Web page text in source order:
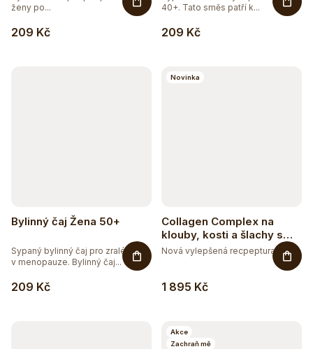
209 Kč
ženy po...
209 Kč
40+. Tato směs patří k...
Bylinný čaj Žena 50+
209 Kč
Sypaný bylinný čaj pro zralé ženy
v menopauze. Bylinný čaj...
Novinka
Collagen Complex na
klouby, kosti a šlachy s
příchutí mango-maracuja
1 895 Kč
Nová vylepšená recpeptura -...
Akce
Zachraň mě